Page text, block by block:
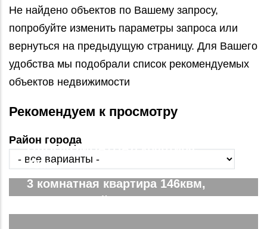
Не найдено объектов по Вашему запросу,
попробуйте изменить параметры запроса или
вернуться на предыдущую страницу. Для Вашего
удобства мы подобрали список рекомендуемых
объектов недвижимости
Рекомендуем к просмотру
Район города
ОДНОКОМНАТНАЯ квартира,
78квм
3 комнатная квартира 146квм,
ЖК Парковый. Вид на город